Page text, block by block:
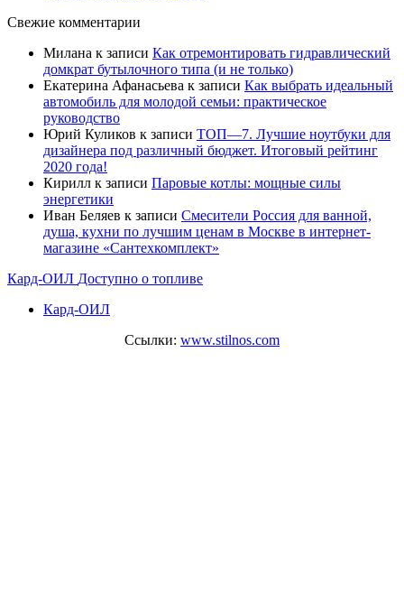
Свежие комментарии
Милана к записи Как отремонтировать гидравлический
домкрат бутылочного типа (и не только)
Екатерина Афанасьева к записи Как выбрать идеальный
автомобиль для молодой семьи: практическое
руководство
Юрий Куликов к записи ТОП—7. Лучшие ноутбуки для
дизайнера под различный бюджет. Итоговый рейтинг
2020 года!
Кирилл к записи Паровые котлы: мощные силы
энергетики
Иван Беляев к записи Cмесители Россия для ванной,
душа, кухни по лучшим ценам в Москве в интернет-
магазине «Сантехкомплект»
Кард-ОИЛ Доступно о топливе
Кард-ОИЛ
Ссылки: www.stilnos.com